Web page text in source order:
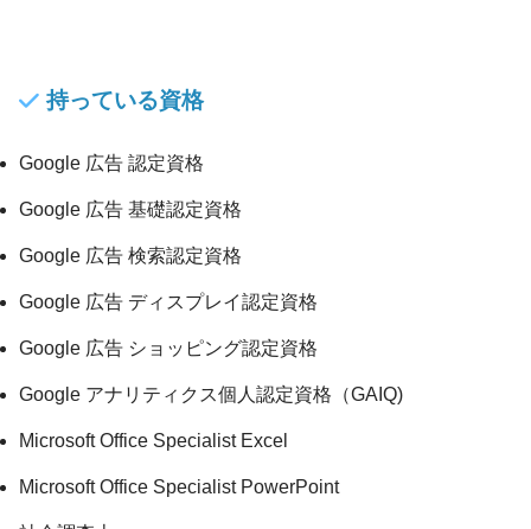
持っている資格
Google 広告 認定資格
Google 広告 基礎認定資格
Google 広告 検索認定資格
Google 広告 ディスプレイ認定資格
Google 広告 ショッピング認定資格
Google アナリティクス個人認定資格（GAIQ)
Microsoft Office Specialist Excel
Microsoft Office Specialist PowerPoint